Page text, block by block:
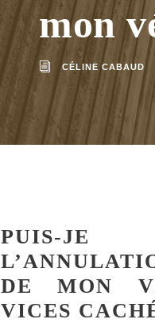
mon
CÉLINE CABAUD
PUIS-
DE MON
VICES